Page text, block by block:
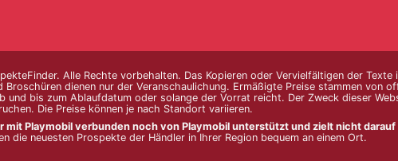
Alle Rechte vorbehalten. Das Kopieren oder Vervielfältigen der
dienen nur der Veranschaulichung. Ermäßigte Preise stammen von
und bis zum Ablaufdatum oder solange der Vorrat reicht. Der Zweck dieser
Die Preise können je nach Standort variieren.
mit Playmobil verbunden noch von Playmobil unterstützt und zielt nicht
die neuesten Prospekte der Händler in Ihrer Region bequem an einem Ort.